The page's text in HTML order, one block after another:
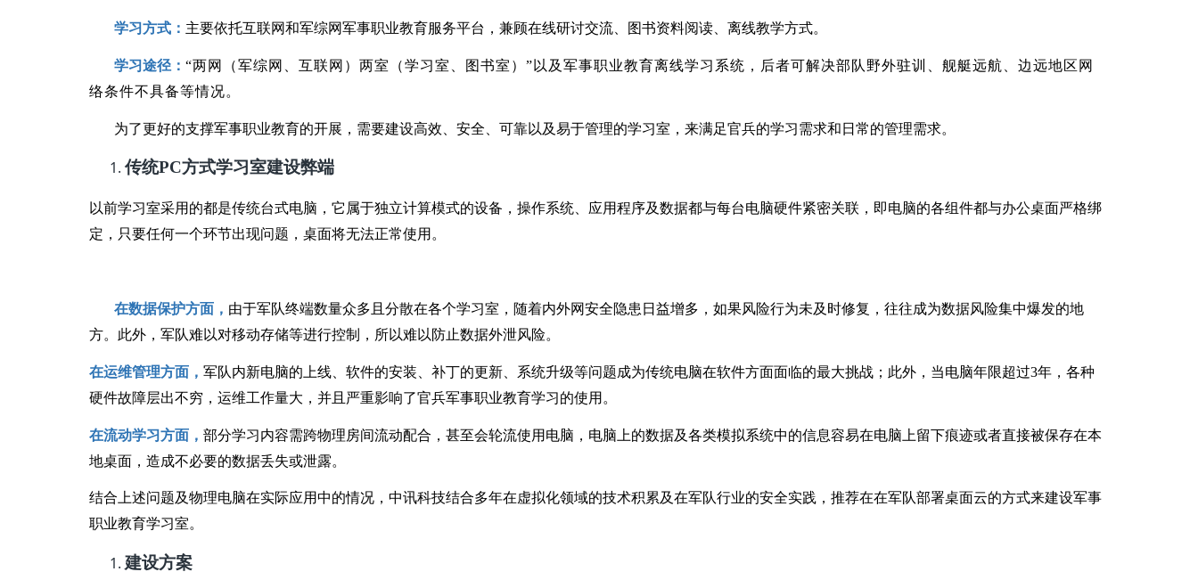
学习方式： 主要依托互联网和军综网军事职业教育服务平台，兼顾在线研讨交流、图书资料阅读、离线教学方式。
学习途径：“两网（军综网、互联网）两室（学习室、图书室）”以及军事职业教育离线学习系统，后者可解决部队野外驻训、舰艇远航、边远地区网
络条件不具备等情况。
为了更好的支撑军事职业教育的开展，需要建设高效、安全、可靠以及易于管理的学习室，来满足官兵的学习需求和日常的管理需求。
传统PC方式学习室建设弊端
以前学习室采用的都是传统台式电脑，它属于独立计算模式的设备，操作系统、应用程序及数据都与每台电脑硬件紧密关联，即电脑的各组件都与办公桌面严格绑
定，只要任何一个环节出现问题，桌面将无法正常使用。
在数据保护方面， 由于军队终端数量众多且分散在各个学习室，随着内外网安全隐患日益增多，如果风险行为未及时修复，往往成为数据风险集中爆发的地
方。此外，军队难以对移动存储等进行控制，所以难以防止数据外泄风险。
在运维管理方面，军队内新电脑的上线、软件的安装、补丁的更新、系统升级等问题成为传统电脑在软件方面面临的最大挑战；此外，当电脑年限超过3年，各种
硬件故障层出不穷，运维工作量大，并且严重影响了官兵军事职业教育学习的使用。
在流动学习方面，部分学习内容需跨物理房间流动配合，甚至会轮流使用电脑，电脑上的数据及各类模拟系统中的信息容易在电脑上留下痕迹或者直接被保存在本
地桌面，造成不必要的数据丢失或泄露。
结合上述问题及物理电脑在实际应用中的情况，中讯科技结合多年在虚拟化领域的技术积累及在军队行业的安全实践，推荐在在军队部署桌面云的方式来建设军事
职业教育学习室。
建设方案